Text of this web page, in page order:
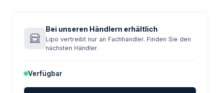
Bei unseren Händlern erhältlich
Lipo vertreibt nur an Fachhändler. Finden Sie den
nächsten Händler.
Verfügbar